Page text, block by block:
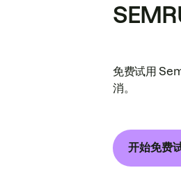
免费试用
消。
开始免费